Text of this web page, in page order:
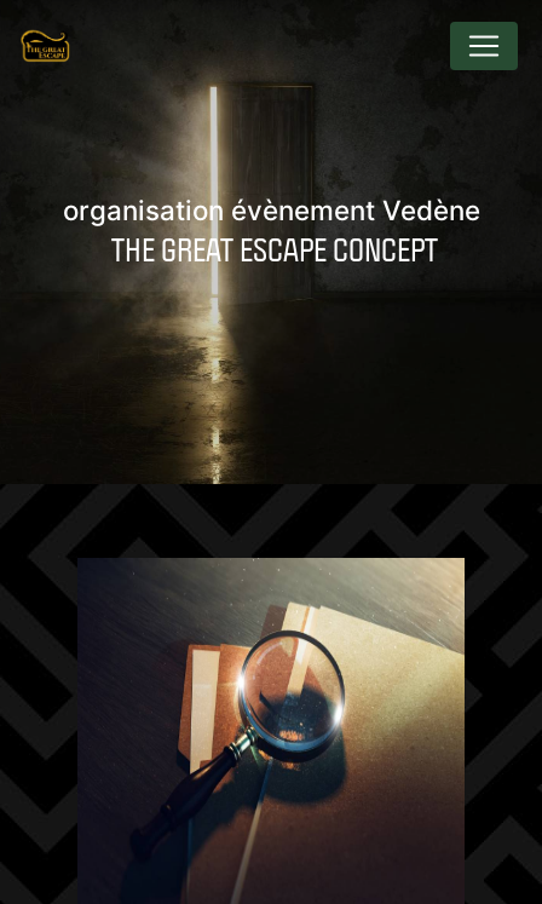
organisation évènement Vedène
THE GREAT ESCAPE CONCEPT